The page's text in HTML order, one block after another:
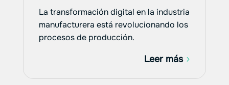
La transformación digital en la industria
manufacturera está revolucionando los
procesos de producción.
Leer más